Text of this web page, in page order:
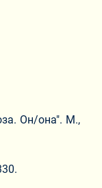
Он/она". М.,